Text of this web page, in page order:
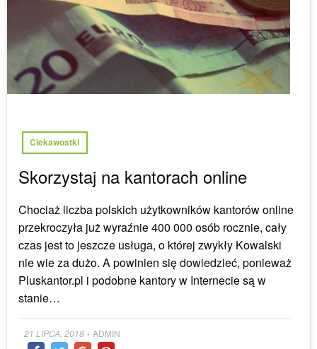
Ciekawostki
Skorzystaj na kantorach online
Chociaż liczba polskich użytkowników kantorów online
przekroczyła już wyraźnie 400 000 osób rocznie, cały
czas jest to jeszcze usługa, o której zwykły Kowalski
nie wie za dużo. A powinien się dowiedzieć, ponieważ
Pluskantor.pl i podobne kantory w Internecie są w
stanie…
Posted
on
21 LIPCA, 2018 • ADMIN